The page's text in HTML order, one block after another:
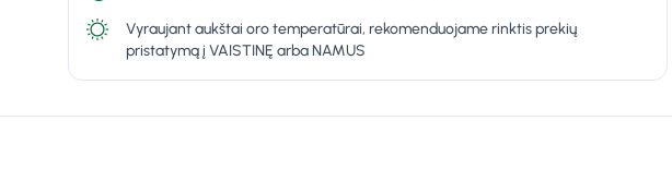
Vyraujant aukštai oro temperatūrai, rekomenduojame rinktis prekių
pristatymą į VAISTINĘ arba NAMUS